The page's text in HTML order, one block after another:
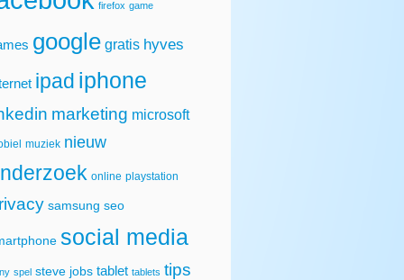
firefox game
google gratis hyves
ipad iphone
marketing microsoft
muziek nieuw
online playstation
samsung seo
social media
spel steve jobs tablet tablets tips